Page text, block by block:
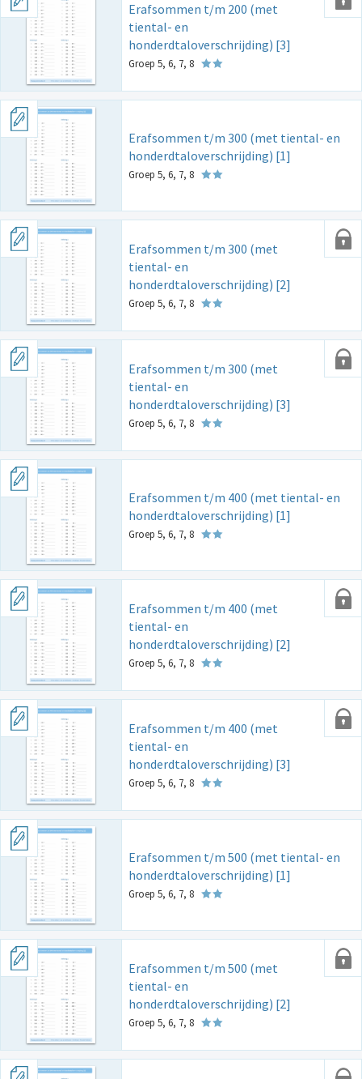
Erafsommen t/m 200 (met
tiental- en
honderdtaloverschrijding) [3]
Groep 5, 6, 7, 8
Erafsommen t/m 300 (met tiental- en
honderdtaloverschrijding) [1]
Groep 5, 6, 7, 8
Erafsommen t/m 300 (met
tiental- en
honderdtaloverschrijding) [2]
Groep 5, 6, 7, 8
Erafsommen t/m 300 (met
tiental- en
honderdtaloverschrijding) [3]
Groep 5, 6, 7, 8
Erafsommen t/m 400 (met tiental- en
honderdtaloverschrijding) [1]
Groep 5, 6, 7, 8
Erafsommen t/m 400 (met
tiental- en
honderdtaloverschrijding) [2]
Groep 5, 6, 7, 8
Erafsommen t/m 400 (met
tiental- en
honderdtaloverschrijding) [3]
Groep 5, 6, 7, 8
Erafsommen t/m 500 (met tiental- en
honderdtaloverschrijding) [1]
Groep 5, 6, 7, 8
Erafsommen t/m 500 (met
tiental- en
honderdtaloverschrijding) [2]
Groep 5, 6, 7, 8